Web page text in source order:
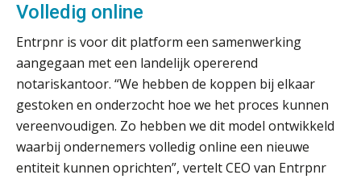
Volledig online
Entrpnr is voor dit platform een samenwerking
aangegaan met een landelijk opererend
notariskantoor. “We hebben de koppen bij elkaar
gestoken en onderzocht hoe we het proces kunnen
vereenvoudigen. Zo hebben we dit model ontwikkeld
waarbij ondernemers volledig online een nieuwe
entiteit kunnen oprichten”, vertelt CEO van Entrpnr
Blog | Aandachtspunten bij de
transitie in verband met de Wet
toekomst pensioenen voor de
werkgever
Verstoorde arbeidsrelatie als
ontslaggrond: zo begeleid je jouw